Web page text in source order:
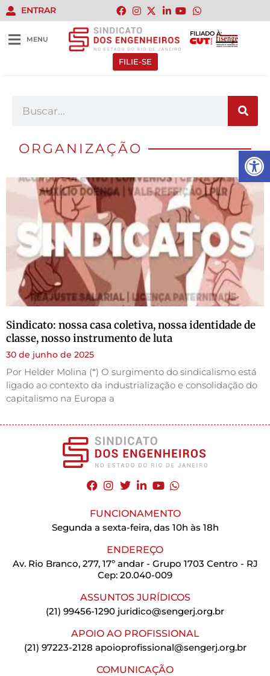
Abrir
ENTRAR
MENU
FILIADO À:
FILIE-SE
ORGANIZAÇÃO
Sindicato: nossa casa coletiva, nossa identidade de
classe, nosso instrumento de luta
30 de junho de 2025
Por Helder Molina (*) O surgimento do sindicalismo está
ligado ao contexto da industrialização e consolidação do
capitalismo na Europa a
FUNCIONAMENTO
Segunda a sexta-feira, das 10h às 18h
ENDEREÇO
Av. Rio Branco, 277, 17º andar - Grupo 1703 Centro - RJ
Cep: 20.040-009
ASSUNTOS JURÍDICOS
(21) 99456-1290 juridico@sengerj.org.br
APOIO AO PROFISSIONAL
(21) 97223-2128 apoioprofissional@sengerj.org.br
COMUNICAÇÃO